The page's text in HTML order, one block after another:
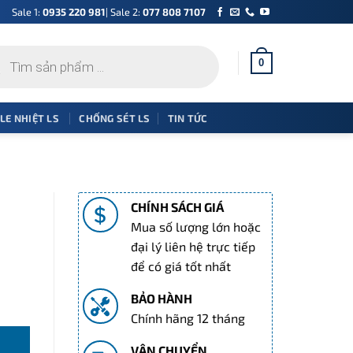
Sale 1: 0935 220 981| Sale 2: 077 808 7107
0
NHIỆT LS CHỐNG SÉT LS TIN TỨC
CHÍNH SÁCH GIÁ
Mua số lượng lớn hoặc
đại lý liên hệ trực tiếp
để có giá tốt nhất
BẢO HÀNH
Chính hãng 12 tháng